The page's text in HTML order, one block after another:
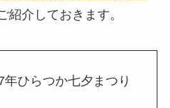
紹介しておきます。
ひらつか七夕まつり